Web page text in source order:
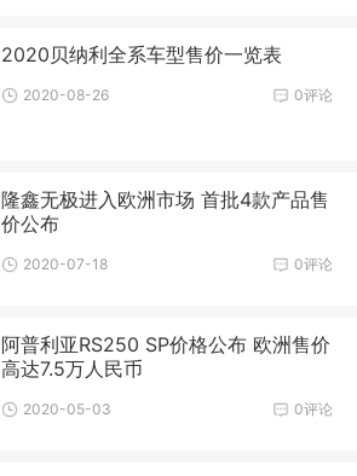
2020贝纳利全系车型售价一览表
0评论
2020-08-26
隆鑫无极进入欧洲市场 首批4款产品售
价公布
0评论
2020-07-18
阿普利亚RS250 SP价格公布 欧洲售价
高达7.5万人民币
0评论
2020-05-03